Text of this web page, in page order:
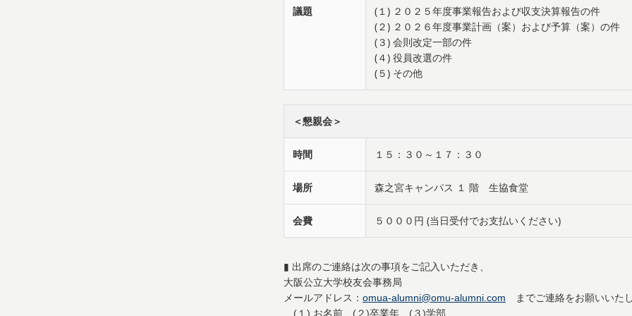
議題
(１) ２０２５年度事業報告および収支決算報告の件
(２) ２０２６年度事業計画（案）および予算（案）の件
(３) 会則改定一部の件
(４) 役員改選の件
(５) その他
＜懇親会＞
時間 １５：３０～１７：３０
場所 森之宮キャンパス １ 階 生協食堂
会費 ５０００円 (当日受付でお支払いください)
▮ 出席のご連絡は次の事項をご記入いただき、
大阪公立大学校友会事務局
メールアドレス： omua-alumni@omu-alumni.com までご連絡をお願いいた
(１) お名前、(２)卒業年、(３)学部、